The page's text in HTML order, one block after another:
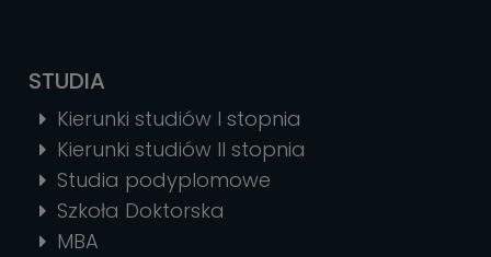
STUDIA
Kierunki studiów I stopnia
Kierunki studiów II stopnia
Studia podyplomowe
Szkoła Doktorska
MBA